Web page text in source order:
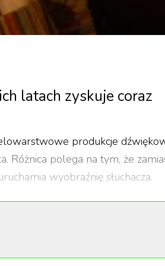
latach zyskuje coraz
produkcje
Różnica polega na tym, że
wyobraźnię słuchacza.